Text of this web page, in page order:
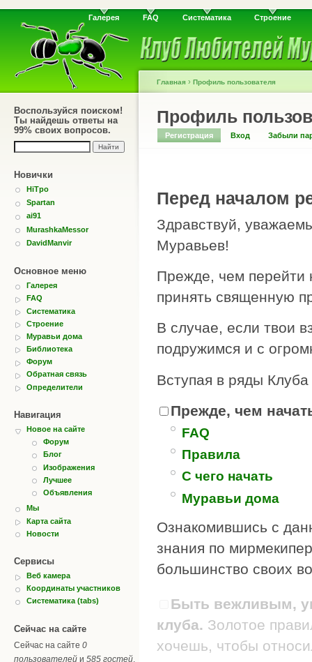
Галерея FAQ Систематика Строение
Воспользуйся поиском!
Ты найдешь ответы на
99% своих вопросов.
Новички
HiTpo
Spartan
ai91
MurashkaMessor
DavidManvir
Основное меню
Галерея
FAQ
Систематика
Строение
Муравьи дома
Библиотека
Форум
Обратная связь
Определители
Навигация
Новое на сайте
Форум
Блог
Изображения
Лучшее
Объявления
Мы
Карта сайта
Новости
Сервисы
Веб камера
Координаты участников
Систематика (tabs)
Сейчас на сайте
Сейчас на сайте 0
пользователей и 585 гостей.
Главная › Профиль пользователя
Профиль
Регистрация Вход Забыли
Перед началом
Здравствуй,
Муравьев!
Прежде, чем перейти
принять священную
В случае, если твои
подружимся и с
Вступая в ряды
Прежде, чем
FAQ
Правила
С чего начать
Муравьи дома
Ознакомившись с
знания по
большинство своих
Быть вежливым,
клуба. Золотое
хочешь, чтобы